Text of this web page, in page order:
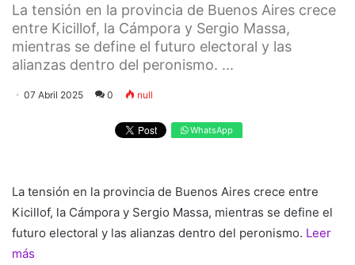
La tensión en la provincia de Buenos Aires crece
entre Kicillof, la Cámpora y Sergio Massa,
mientras se define el futuro electoral y las
alianzas dentro del peronismo. ...
07 Abril 2025 0 null
WhatsApp
La tensión en la provincia de Buenos Aires crece entre
Kicillof, la Cámpora y Sergio Massa, mientras se define el
futuro electoral y las alianzas dentro del peronismo. Leer
más